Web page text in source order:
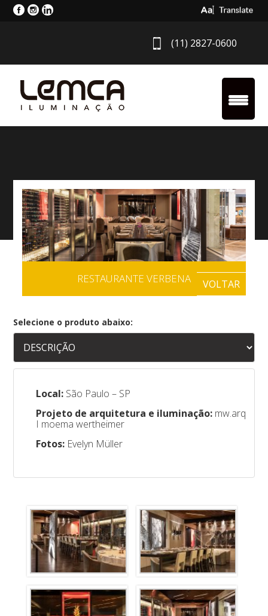
Select
(11) 2827-0600
RESTAURANTE VERBENA VOLTAR
Selecione o produto abaixo:
Local: São Paulo – SP
Projeto de arquitetura e iluminação: mw.arq
I moema wertheimer
Fotos: Evelyn Müller